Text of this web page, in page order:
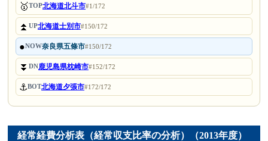
🥇TOP北海道北斗市#1/172
⏫UP北海道士別市#150/172
●NOW奈良県五條市#150/172
⏬DN鹿児島県枕崎市#152/172
⚓BOT北海道夕張市#172/172
経常経費分析表（経常収支比率の分析）（2013年度）